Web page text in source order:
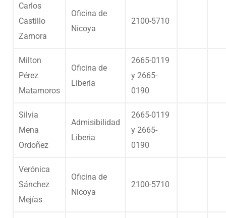
Carlos
Castillo
Zamora
Oficina de
Nicoya
2100-5710
Milton
Pérez
Matamoros
Oficina de
Liberia
2665-0119
y 2665-
0190
Silvia
Mena
Ordoñez
Admisibilidad
Liberia
2665-0119
y 2665-
0190
Verónica
Sánchez
Mejías
Oficina de
Nicoya
2100-5710